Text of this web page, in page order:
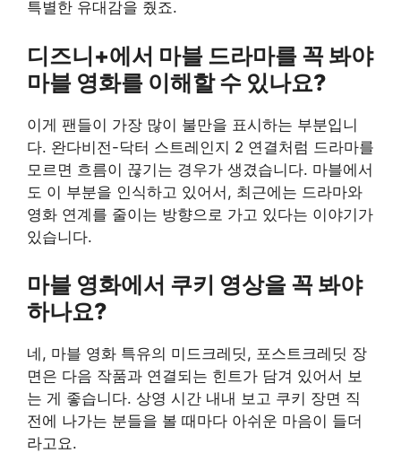
특별한 유대감을 줬죠.
디즈니+에서 마블 드라마를 꼭 봐야
마블 영화를 이해할 수 있나요?
이게 팬들이 가장 많이 불만을 표시하는 부분입니
다. 완다비전-닥터 스트레인지 2 연결처럼 드라마를
모르면 흐름이 끊기는 경우가 생겼습니다. 마블에서
도 이 부분을 인식하고 있어서, 최근에는 드라마와
영화 연계를 줄이는 방향으로 가고 있다는 이야기가
있습니다.
마블 영화에서 쿠키 영상을 꼭 봐야
하나요?
네, 마블 영화 특유의 미드크레딧, 포스트크레딧 장
면은 다음 작품과 연결되는 힌트가 담겨 있어서 보
는 게 좋습니다. 상영 시간 내내 보고 쿠키 장면 직
전에 나가는 분들을 볼 때마다 아쉬운 마음이 들더
라고요.